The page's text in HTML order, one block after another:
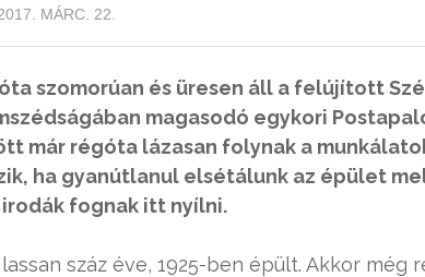
MÁRC. 22.
szomorúan és üresen áll a felújított
magasodó egykori
már régóta lázasan folynak a
ha gyanútlanul elsétálunk az épület
irodák fognak itt nyílni.
száz éve, 1925-ben épült. Akkor még